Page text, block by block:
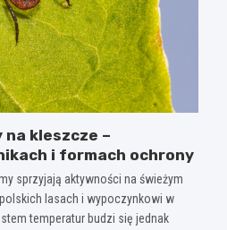
kleszcze –
i formach ochrony
sprzyjają aktywności na świeżym
lasach i wypoczynkowi w
temperatur budzi się jednak